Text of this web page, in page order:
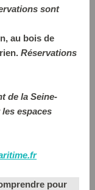
sont
au bois de
Réservations
de la Seine-
espaces
pour